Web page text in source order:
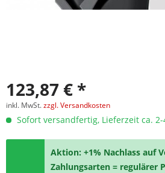
123,87 € *
inkl. MwSt.zzgl. Versandkosten
Sofort versandfertig, Lieferzeit ca.
Aktion: +1% Nachlass auf
Zahlungsarten = regulärer